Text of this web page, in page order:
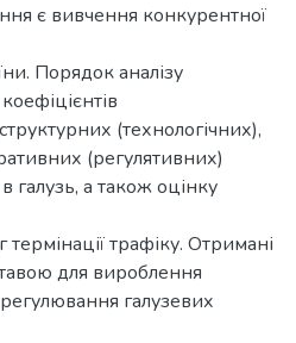
є вивчення конкурентної
Порядок аналізу
(технологічних),
(регулятивних)
галузь, а також оцінку
трафіку. Отримані
для вироблення
галузевих